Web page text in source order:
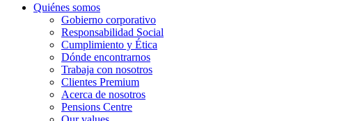
Quiénes somos
Gobierno corporativo
Responsabilidad Social
Cumplimiento y Ética
Dónde encontrarnos
Trabaja con nosotros
Clientes Premium
Acerca de nosotros
Pensions Centre